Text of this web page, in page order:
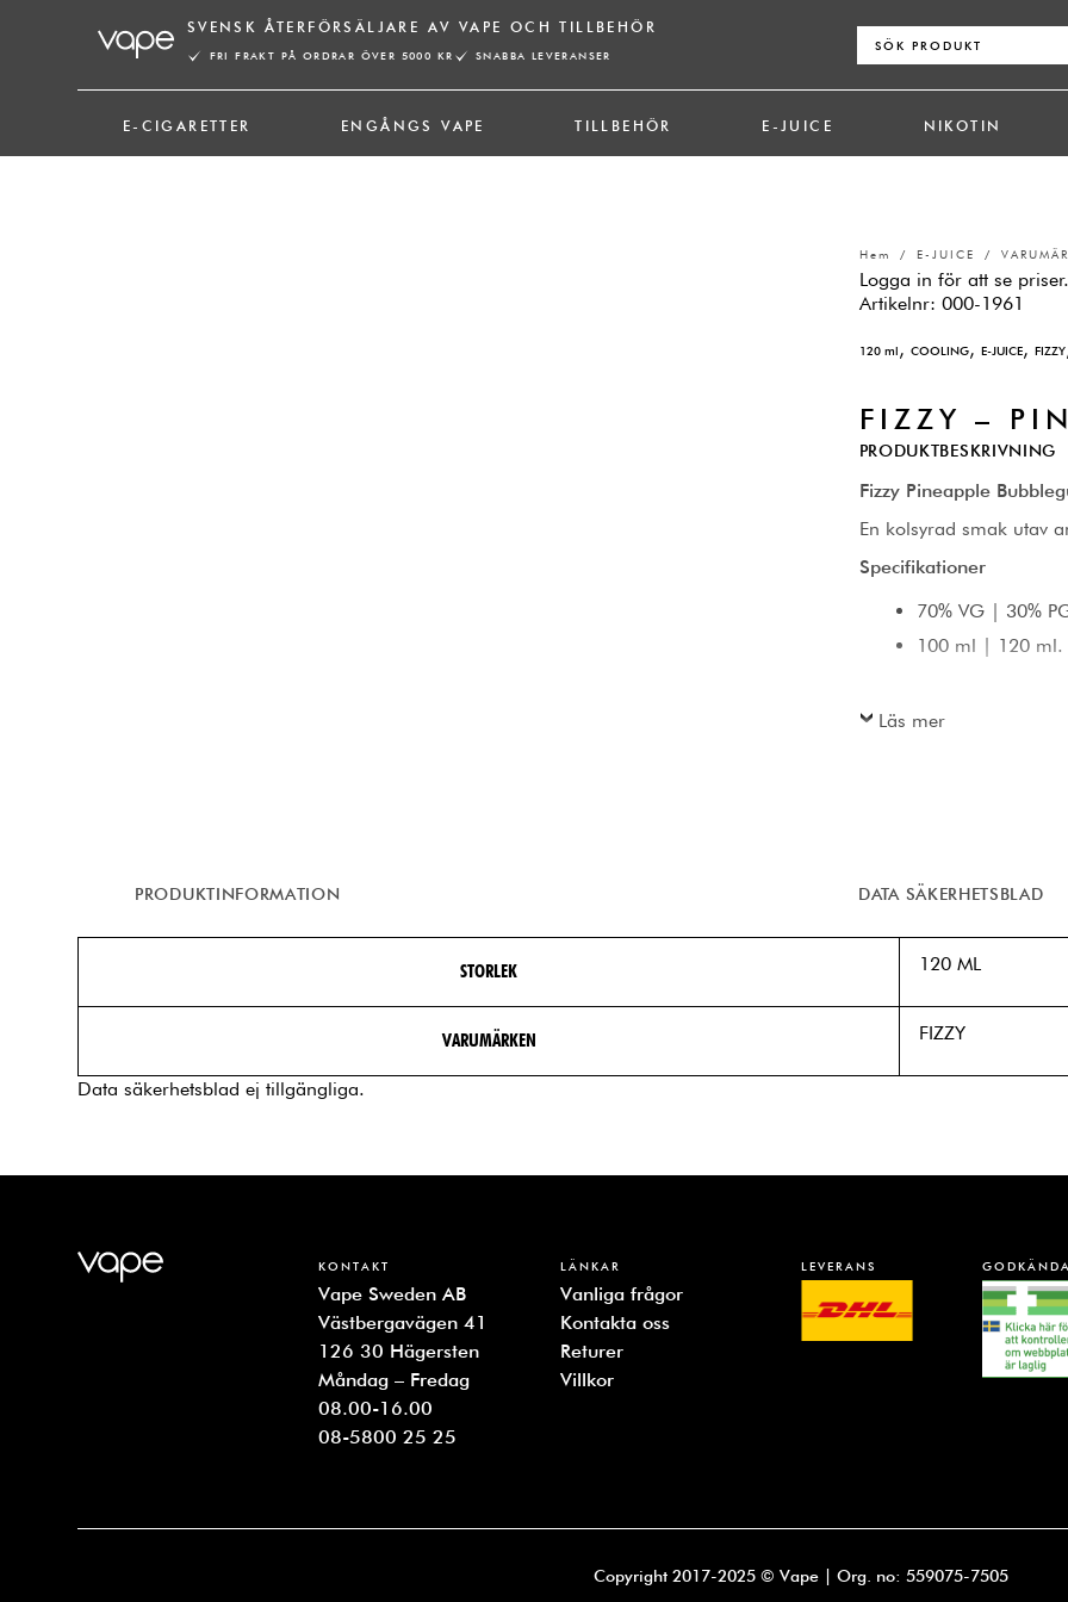
SVENSK ÅTERFÖRSÄLJARE AV VAPE OCH TILLBEHÖR
FRI FRAKT PÅ ORDRAR ÖVER 5000 KR SNABBA LEVERANSER
E-CIGARETTER ENGÅNGS VAPE TILLBEHÖR E-JUICE NIKOTIN
Hem / E-JUICE /
Logga in för att se priser.
Artikelnr: 000-1961
120 ml , COOLING, E-JUICE, FIZZY
FIZZY –
PRODUKTBESKRIVNING
Fizzy Pineapple
En kolsyrad smak utav
Specifikationer
70% VG | 30%
100 ml | 120 ml.
Läs mer
PRODUKTINFORMATION DATA SÄKERHETSBLAD
STORLEK 120 ML
VARUMÄRKEN FIZZY
Data säkerhetsblad ej tillgängliga.
KONTAKT
Vape Sweden AB
Västbergavägen 41
126 30 Hägersten
Måndag – Fredag
08.00-16.00
08-5800 25 25
LÄNKAR
Vanliga frågor
Kontakta oss
Returer
Villkor
LEVERANS
Copyright 2017-2025 © Vape | Org. no: 559075-7505